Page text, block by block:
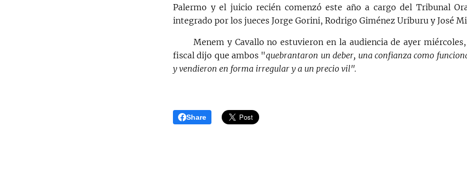
Palermo y el juicio recién comenzó este año a cargo del Tribunal
integrado por los jueces Jorge Gorini, Rodrigo Giménez Uriburu y José
Menem y Cavallo no estuvieron en la audiencia de ayer
fiscal dijo que ambos "quebrantaron un deber, una confianza como
y vendieron en forma irregular y a un precio vil".
Share